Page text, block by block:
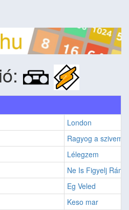
London
Ragyog a szivem
Lélegzem
Ne Is Figyelj Rám
Eg Veled
Keso mar